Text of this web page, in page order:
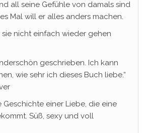
all seine Gefühle von damals sind
Mal will er alles anders machen.
sie nicht einfach wieder gehen
geschrieben. Ich kann
wie sehr ich dieses Buch liebe.“
Geschichte einer Liebe, die eine
Süß, sexy und voll